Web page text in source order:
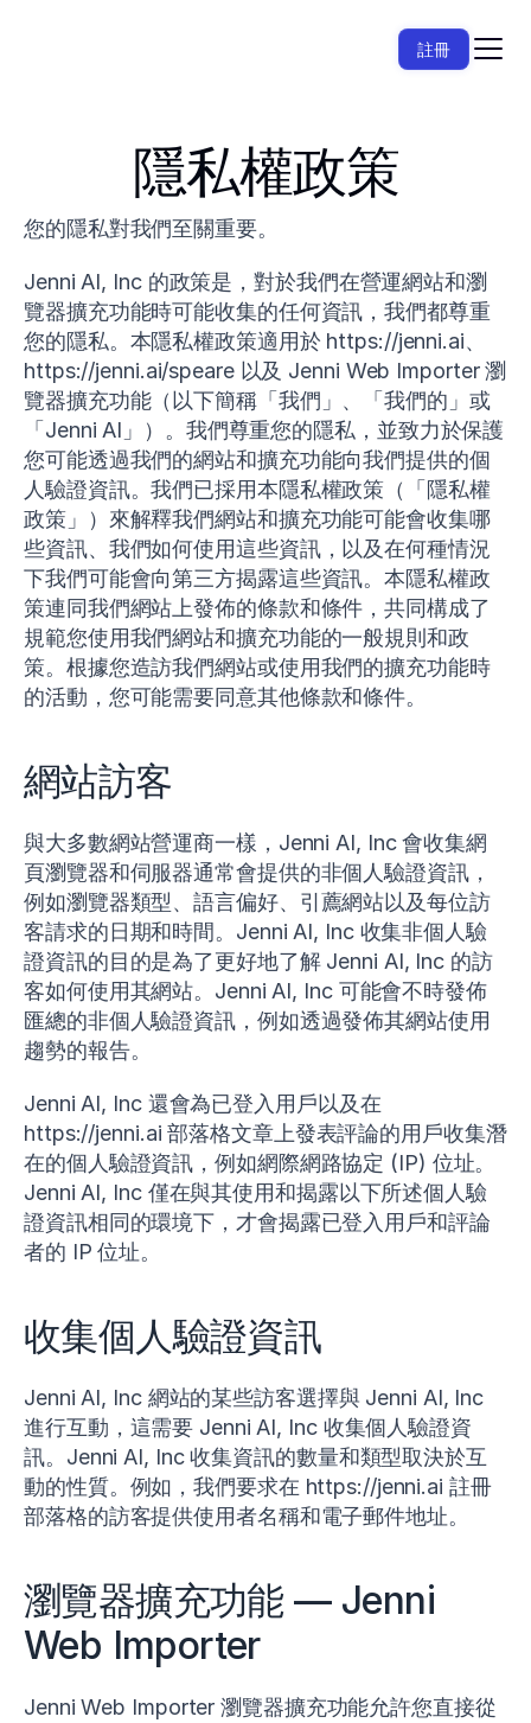
註冊
隱私權政策
您的隱私對我們至關重要。
Jenni AI, Inc 的政策是，對於我們在營運網站和瀏
覽器擴充功能時可能收集的任何資訊，我們都尊重
您的隱私。本隱私權政策適用於 https://jenni.ai、
https://jenni.ai/speare 以及 Jenni Web Importer 瀏
覽器擴充功能（以下簡稱「我們」、「我們的」或
「Jenni AI」）。我們尊重您的隱私，並致力於保護
您可能透過我們的網站和擴充功能向我們提供的個
人驗證資訊。我們已採用本隱私權政策（「隱私權
政策」）來解釋我們網站和擴充功能可能會收集哪
些資訊、我們如何使用這些資訊，以及在何種情況
下我們可能會向第三方揭露這些資訊。本隱私權政
策連同我們網站上發佈的條款和條件，共同構成了
規範您使用我們網站和擴充功能的一般規則和政
策。根據您造訪我們網站或使用我們的擴充功能時
的活動，您可能需要同意其他條款和條件。
網站訪客
與大多數網站營運商一樣，Jenni AI, Inc 會收集網
頁瀏覽器和伺服器通常會提供的非個人驗證資訊，
例如瀏覽器類型、語言偏好、引薦網站以及每位訪
客請求的日期和時間。Jenni AI, Inc 收集非個人驗
證資訊的目的是為了更好地了解 Jenni AI, Inc 的訪
客如何使用其網站。Jenni AI, Inc 可能會不時發佈
匯總的非個人驗證資訊，例如透過發佈其網站使用
趨勢的報告。
Jenni AI, Inc 還會為已登入用戶以及在
https://jenni.ai 部落格文章上發表評論的用戶收集潛
在的個人驗證資訊，例如網際網路協定 (IP) 位址。
Jenni AI, Inc 僅在與其使用和揭露以下所述個人驗
證資訊相同的環境下，才會揭露已登入用戶和評論
者的 IP 位址。
收集個人驗證資訊
Jenni AI, Inc 網站的某些訪客選擇與 Jenni AI, Inc
進行互動，這需要 Jenni AI, Inc 收集個人驗證資
訊。Jenni AI, Inc 收集資訊的數量和類型取決於互
動的性質。例如，我們要求在 https://jenni.ai 註冊
部落格的訪客提供使用者名稱和電子郵件地址。
瀏覽器擴充功能 — Jenni
Web Importer
Jenni Web Importer 瀏覽器擴充功能允許您直接從